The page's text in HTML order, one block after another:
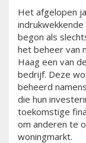
Het afgelopen
begon als
het beheer van
Haag een van
bedrijf. Deze
beheerd
die hun
toekomstige
om anderen te
woningmarkt.